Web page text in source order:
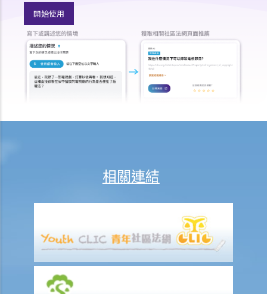
涉及致命意外的申索
死因裁判法庭有甚麼作用？
火災中受傷的僱員
因工受傷以及有關補償
賠償責任
我在工作時因遇到意外而受傷及導致傷殘，我或我的家人可獲哪些賠
除上述的賠償外，我可否就工傷而獲得其他賠償（例如醫藥費）？
工傷或有關意外之報告
僱主向勞工處報告與工作有關的意外之時限是多久？
僱員可否向勞工處報告與工作有關的意外？
其他有關工傷的事項
開始使用
相關連結